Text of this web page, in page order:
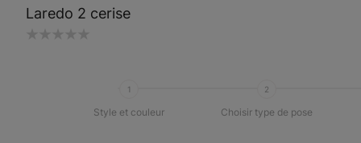
Laredo 2 cerise
1
Style et couleur
2
Choisir type de pose